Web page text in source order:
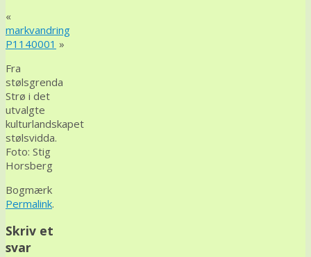
«
markvandring
P1140001 »
Fra
stølsgrenda
Strø i det
utvalgte
kulturlandskapet
stølsvidda.
Foto: Stig
Horsberg
Bogmærk
Permalink.
Skriv et
svar